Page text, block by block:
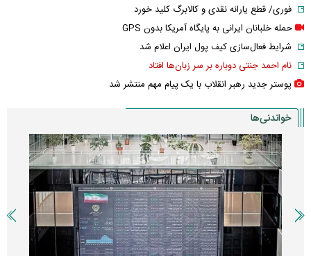
فوری/ قطع یارانه نقدی و کالابرگ کلید خورد
حمله خلبانان ایرانی به پایگاه آمریکا بدون GPS
شرایط فعال‌سازی کیف پول ایران اعلام شد
نام احمد جنتی دوباره بر سر زبان‌ها افتاد
پوستر جدید رهبر انقلاب با یک پیام مهم منتشر شد
خواندنی‌ها